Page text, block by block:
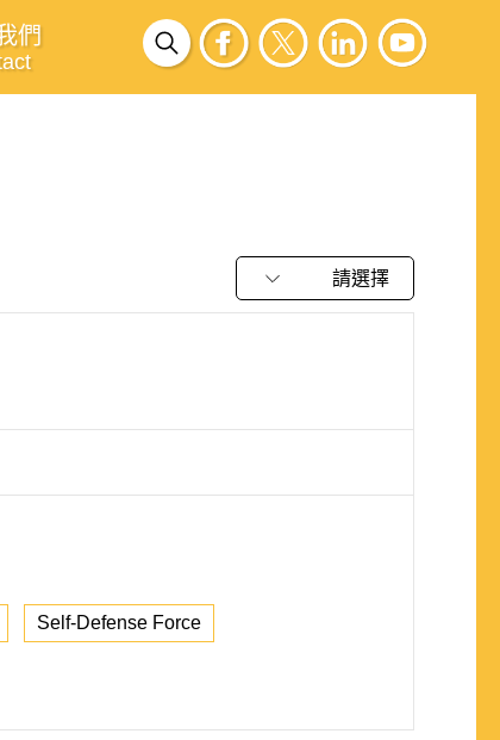
們
請選擇
Self-Defense Force